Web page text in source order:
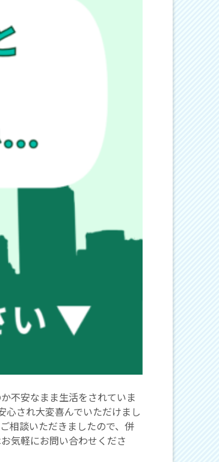
不安なまま生活をされていま
心され大変喜んでいただけまし
相談いただきましたので、併
気軽にお問い合わせくださ